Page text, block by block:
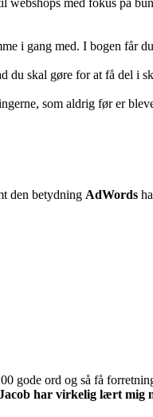
med fokus på
i gang med. I bogen
du skal gøre for at få del i
som aldrig før er
den betydning AdWords
gode ord og så få
har virkelig lært mig